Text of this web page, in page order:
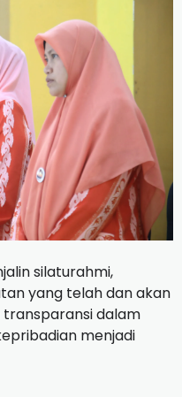
silaturahmi,
yang telah dan akan
transparansi dalam
menjadi